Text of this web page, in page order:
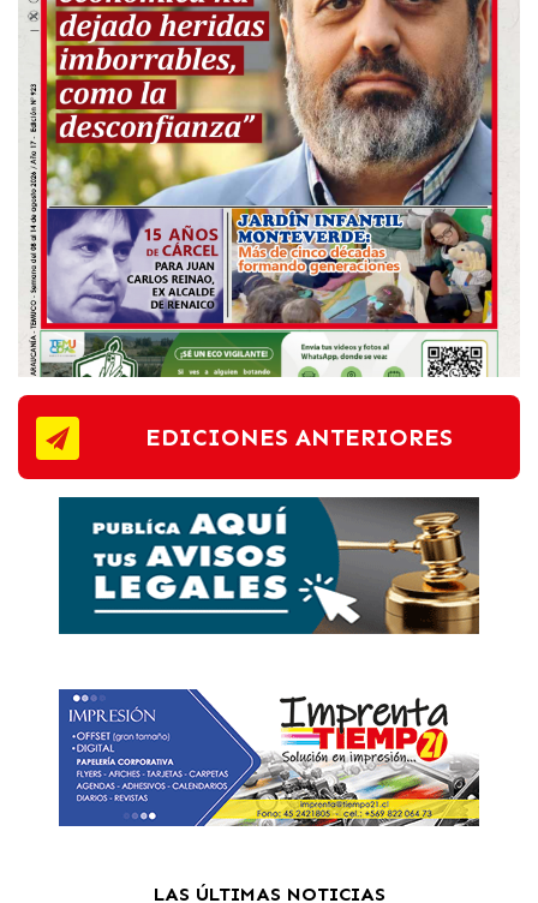
EDICIONES ANTERIORES
LAS ÚLTIMAS NOTICIAS